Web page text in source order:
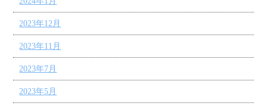
2023年12月
2023年11月
2023年7月
2023年5月